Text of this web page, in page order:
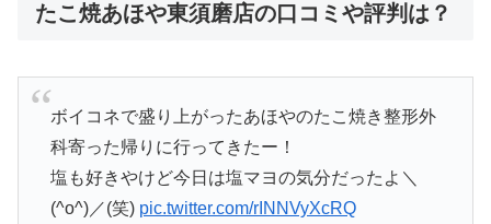
たこ焼あほや東須磨店の口コミや評判は？
ボイコネで盛り上がったあほやのたこ焼き整形外
科寄った帰りに行ってきたー！
塩も好きやけど今日は塩マヨの気分だったよ＼
(^o^)／(笑) pic.twitter.com/rINNVyXcRQ